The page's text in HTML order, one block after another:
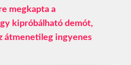
megkapta a
kipróbálható demót,
átmenetileg ingyenes